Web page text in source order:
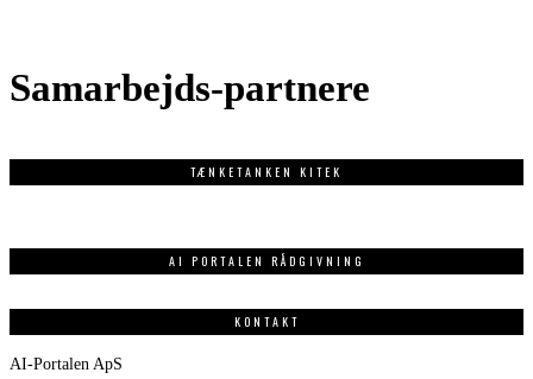
Samarbejds-partnere
TÆNKETANKEN KITEK
AI PORTALEN RÅDGIVNING
KONTAKT
AI-Portalen ApS